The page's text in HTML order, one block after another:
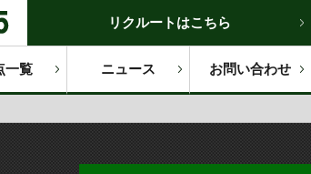
リクルートはこちら
一覧 ニュース お問い合わせ